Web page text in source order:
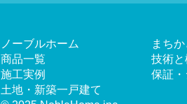
ノーブルホーム
商品一覧
施工実例
土地・新築一戸建て
まち
技術と
保証